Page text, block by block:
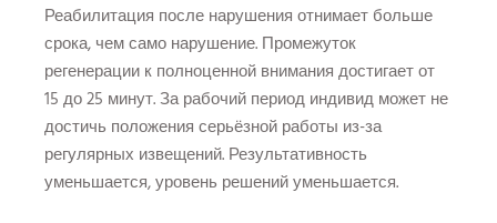
Реабилитация после нарушения отнимает больше
срока, чем само нарушение. Промежуток
регенерации к полноценной внимания достигает от
15 до 25 минут. За рабочий период индивид может не
достичь положения серьёзной работы из-за
регулярных извещений. Результативность
уменьшается, уровень решений уменьшается.